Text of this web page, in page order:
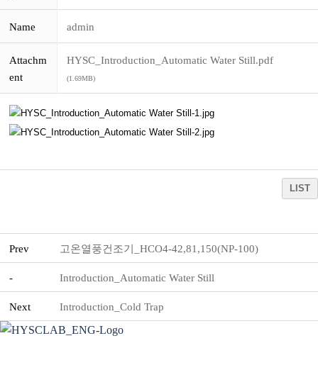
Name admin
Attachm
ent
HYSC_Introduction_Automatic Water Still.pdf
(1.69MB)
LIST
Prev 고온열풍건조기_HCO4-42,81,150(NP-100)
- Introduction_Automatic Water Still
Next Introduction_Cold Trap